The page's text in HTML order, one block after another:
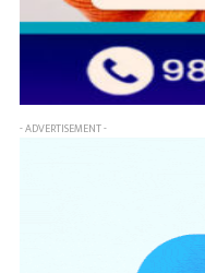
- ADVERTISEMENT -